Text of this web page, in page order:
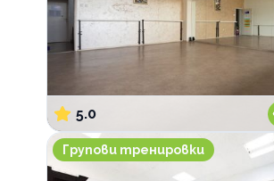
5.0
Спортен клуб Феникс
Групови тренировки